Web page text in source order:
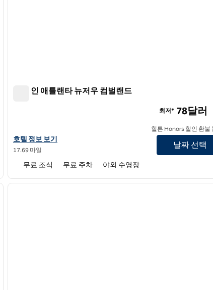
햄튼 인 애틀랜타 뉴저우 컴벌랜드
햄튼 인 애틀랜타 NW 컴벌랜드의 호텔 정보 보기
호텔 정보 보기
17.69 마일
최저* 78달러
힐튼 Honors 할인 환불
날짜 선택
무료 조식 무료 주차 야외 수영장
이미지
1/12